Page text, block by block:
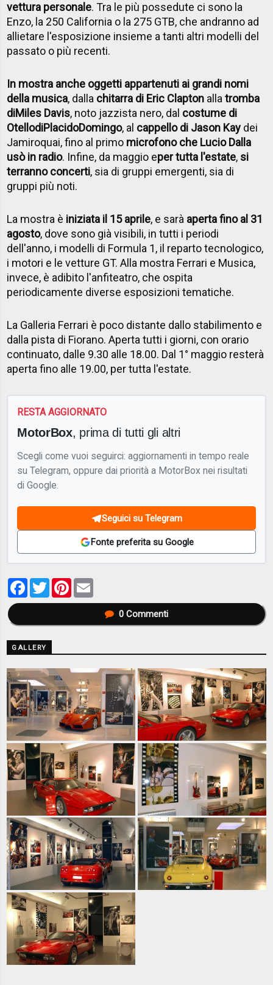
vettura personale. Tra le più possedute ci sono la
Enzo, la 250 California o la 275 GTB, che andranno ad
allietare l'esposizione insieme a tanti altri modelli del
passato o più recenti.
In mostra anche oggetti appartenuti ai grandi nomi
della musica, dalla chitarra di Eric Clapton allatromba
diMiles Davis, noto jazzista nero, dal costume di
OtellodiPlacidoDomingo, al cappello di Jason Kay dei
Jamiroquai, fino al primo microfono che Lucio Dalla
usò in radio. Infine, da maggio eper tutta l'estate, si
terranno concerti, sia di gruppi emergenti, sia di
gruppi più noti.
La mostra è iniziata il 15 aprile, e sarà aperta fino al 31
agosto, dove sono già visibili, in tutti i periodi
dell'anno, i modelli di Formula 1, il reparto tecnologico,
i motori e le vetture GT. Alla mostra Ferrari e Musica,
invece, è adibito l'anfiteatro, che ospita
periodicamente diverse esposizioni tematiche.
La Galleria Ferrari è poco distante dallo stabilimento e
dalla pista di Fiorano. Aperta tutti i giorni, con orario
continuato, dalle 9.30 alle 18.00. Dal 1° maggio resterà
aperta fino alle 19.00, per tutta l'estate.
RESTA AGGIORNATO
MotorBox, prima di tutti gli altri
Scegli come vuoi seguirci: aggiornamenti in tempo reale
su Telegram, oppure dai priorità a MotorBox nei risultati
di Google.
Seguici su Telegram
Fonte preferita su Google
Facebook
TwitterPinterest
0Commenti
GALLERY